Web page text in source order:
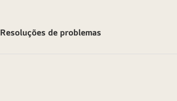
Resoluções de problemas